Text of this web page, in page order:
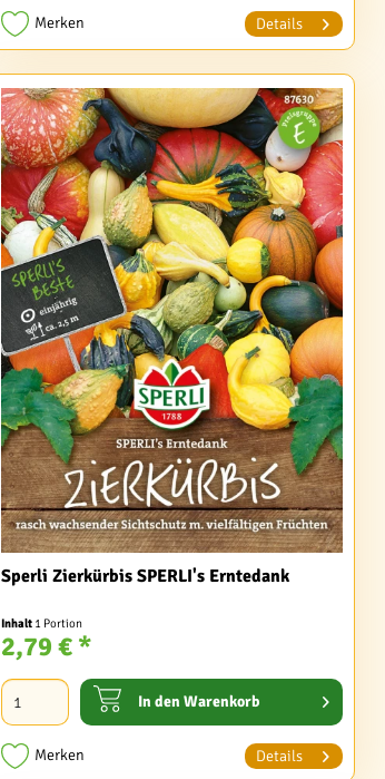
Merken Details
Sperli Zierkürbis SPERLI's Erntedank
Inhalt 1 Portion
2,79 € *
In den Warenkorb
Merken Details